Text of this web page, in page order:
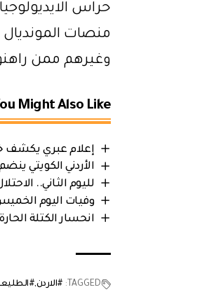
حراس
منصات
وغيرهم ممن
Might Also Like
إعلام عبري يكشف
الأردني الكويتي
لليوم الثاني..
وفيات اليوم الخميس 2026/
انحسار الكتلة
TAGGED: #الاردن